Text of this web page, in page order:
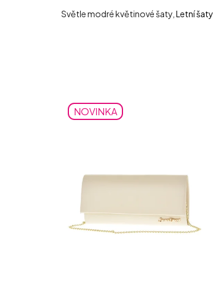
Světle modré květinové šaty, Letní šaty
NOVINKA